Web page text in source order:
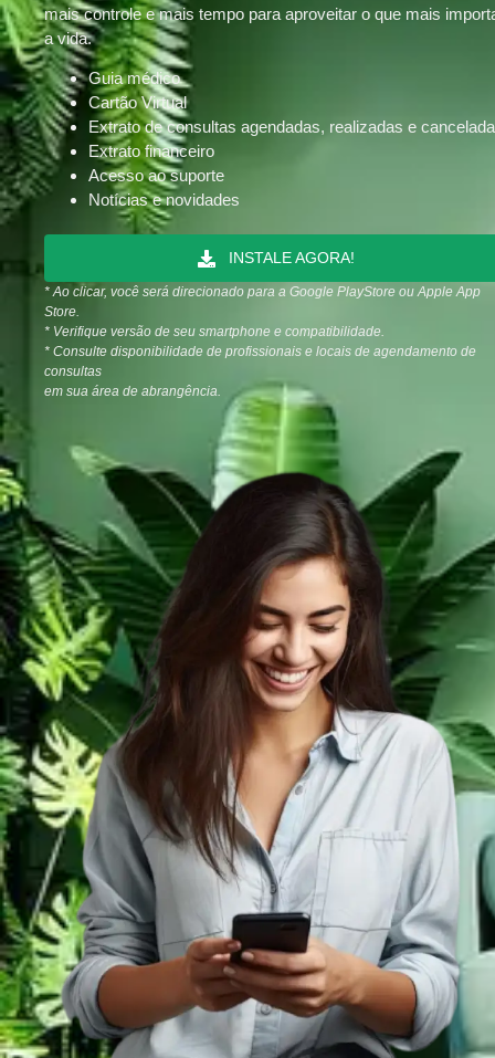
mais controle e mais tempo para aproveitar o que mais
a vida.
Guia médico
Cartão Virtual
Extrato de consultas agendadas, realizadas e
Extrato financeiro
Acesso ao suporte
Notícias e novidades
INSTALE AGORA!
* Ao clicar, você será direcionado para a Google PlayStore ou Apple App
Store.
* Verifique versão de seu smartphone e compatibilidade.
* Consulte disponibilidade de profissionais e locais de agendamento de
consultas
em sua área de abrangência.